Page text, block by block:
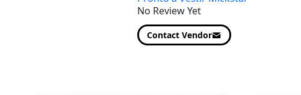
No Review Yet
Contact Vendor